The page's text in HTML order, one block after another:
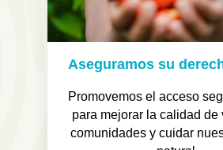
Aseguramos su
Promovemos el acceso
para mejorar la calidad de
comunidades y cuidar